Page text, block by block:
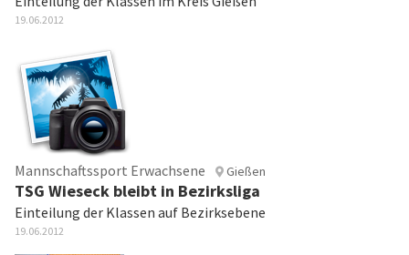
19.06.2012
Mannschaftssport Erwachsene Gießen
TSG Wieseck bleibt in Bezirksliga
Einteilung der Klassen auf Bezirksebene
19.06.2012